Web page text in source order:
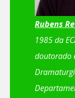
Rubens
1985 da
doutorado